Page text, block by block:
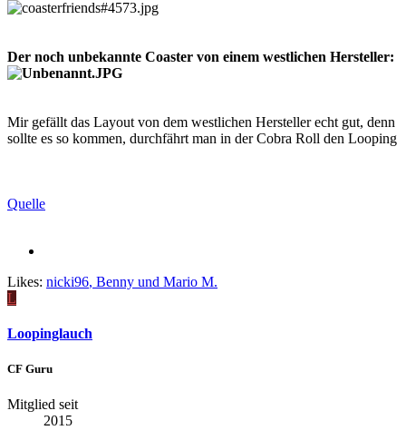
Der noch unbekannte Coaster von einem westlichen Hersteller:
Mir gefällt das Layout von dem westlichen Hersteller echt gut, denn
sollte es so kommen, durchfährt man in der Cobra Roll den Looping
Quelle
Likes: nicki96, Benny und Mario M.
L
Loopinglauch
CF Guru
Mitglied seit
2015